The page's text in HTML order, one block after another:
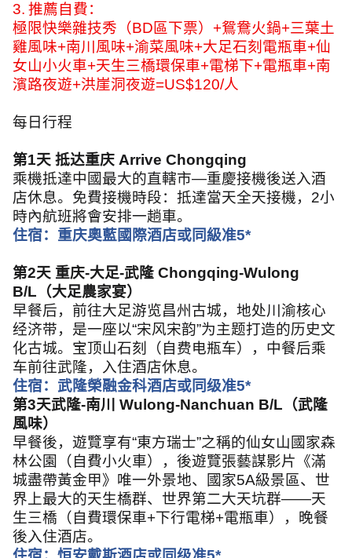
3. 推薦自費：
極限快樂雜技秀（BD區下票） +鴛鴦火鍋+三葉土
雞風味+南川風味+渝菜風味+大足石刻電瓶車+仙
女山小火車+天生三橋環保車+電梯下+電瓶車+南
濱路夜遊+洪崖洞夜遊=US$120/人
每日行程
第1天 抵达重庆 Arrive Chongqing
乘機抵達中國最大的直轄市—重慶接機後送入酒
店休息。免費接機時段：抵達當天全天接機， 2小
時內航班將會安排一趟車。
住宿：重庆奧藍國際酒店或同級准5*
第2天 重庆-大足-武隆 Chongqing-Wulong
B/L （大足農家宴）
早餐后，前往大足游览昌州古城，地处川渝核心
经济带，是一座以“宋风宋韵”为主题打造的历史文
化古城。宝顶山石刻（自费电瓶车），中餐后乘
车前往武隆，入住酒店休息。
住宿：武隆榮融金科酒店或同级准5*
第3天武隆-南川 Wulong-Nanchuan B/L （武隆
風味）
早餐後，遊覽享有“東方瑞士”之稱的仙女山國家森
林公園（自費小火車），後遊覽張藝謀影片《滿
城盡帶黃金甲》唯一外景地、國家5A級景區、世
界上最大的天生橋群、世界第二大天坑群——天
生三橋（自費環保車+下行電梯+電瓶車），晚餐
後入住酒店。